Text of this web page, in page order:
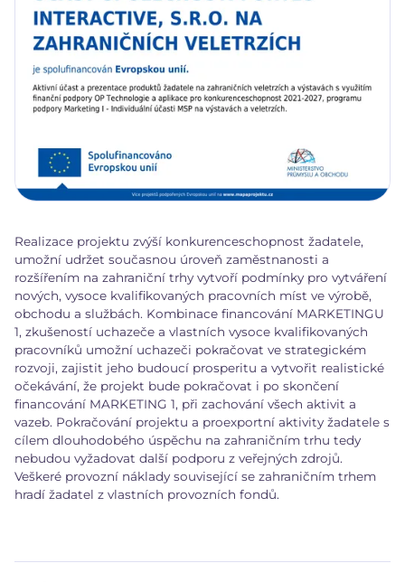
Realizace projektu zvýší konkurenceschopnost žadatele,
umožní udržet současnou úroveň zaměstnanosti a
rozšířením na zahraniční trhy vytvoří podmínky pro vytváření
nových, vysoce kvalifikovaných pracovních míst ve výrobě,
obchodu a službách. Kombinace financování MARKETINGU
1, zkušeností uchazeče a vlastních vysoce kvalifikovaných
pracovníků umožní uchazeči pokračovat ve strategickém
rozvoji, zajistit jeho budoucí prosperitu a vytvořit realistické
očekávání, že projekt bude pokračovat i po skončení
financování MARKETING 1, při zachování všech aktivit a
vazeb. Pokračování projektu a proexportní aktivity žadatele s
cílem dlouhodobého úspěchu na zahraničním trhu tedy
nebudou vyžadovat další podporu z veřejných zdrojů.
Veškeré provozní náklady související se zahraničním trhem
hradí žadatel z vlastních provozních fondů.